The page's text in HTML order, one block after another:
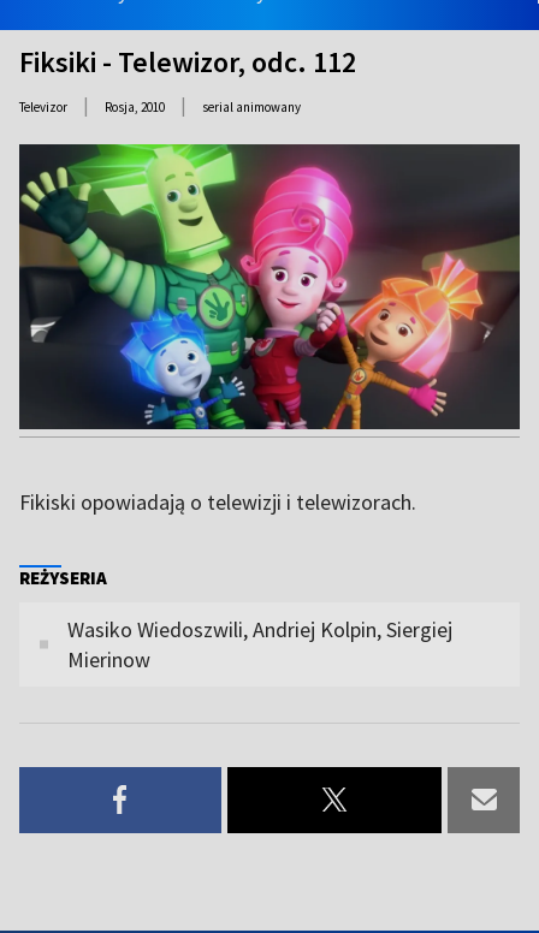
Fiksiki - Telewizor, odc. 112
Televizor | Rosja, 2010 | serial animowany
Fikiski opowiadają o telewizji i telewizorach.
REŻYSERIA
Wasiko Wiedoszwili, Andriej Kolpin, Siergiej
Mierinow